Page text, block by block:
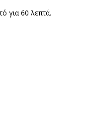
για 60 λεπτά.